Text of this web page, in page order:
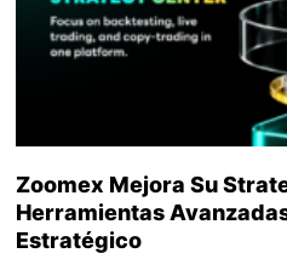
Zoomex Mejora Su
Herramientas
Estratégico